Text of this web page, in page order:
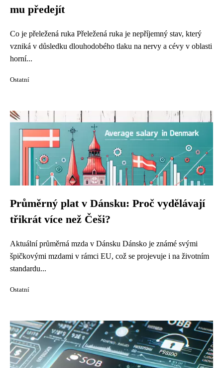
mu předejít
Co je přeležená ruka Přeležená ruka je nepříjemný stav, který
vzniká v důsledku dlouhodobého tlaku na nervy a cévy v oblasti
horní...
Ostatní
Průměrný plat v Dánsku: Proč vydělávají
třikrát více než Češi?
Aktuální průměrná mzda v Dánsku Dánsko je známé svými
špičkovými mzdami v rámci EU, což se projevuje i na životním
standardu...
Ostatní